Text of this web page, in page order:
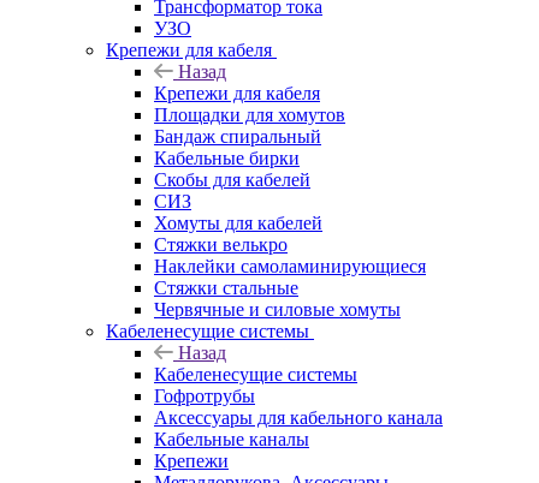
Трансформатор тока
УЗО
Крепежи для кабеля
Назад
Крепежи для кабеля
Площадки для хомутов
Бандаж спиральный
Кабельные бирки
Cкобы для кабелей
СИЗ
Хомуты для кабелей
Стяжки велькро
Наклейки самоламинирующиеся
Стяжки стальные
Червячные и силовые хомуты
Кабеленесущие системы
Назад
Кабеленесущие системы
Гофротрубы
Аксессуары для кабельного канала
Кабельные каналы
Крепежи